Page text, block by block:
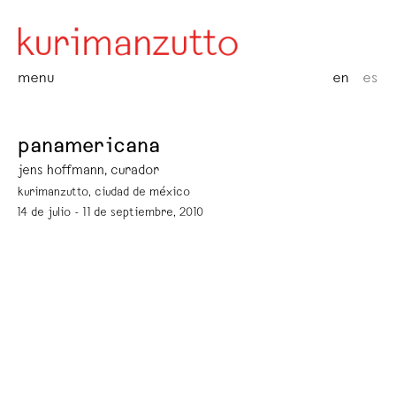
menu en es
panamericana
jens hoffmann, curador
kurimanzutto, ciudad de méxico
14 de julio - 11 de septiembre, 2010